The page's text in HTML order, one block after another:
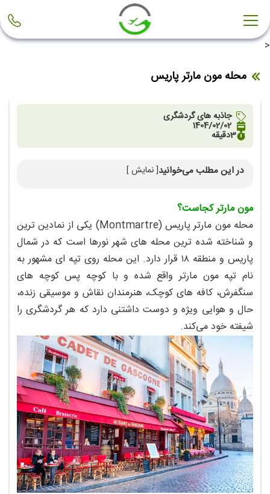
<
محله مون مارتر پاریس
جاذبه های گردشگری
1404/02/02
3دقیقه
در این مطلب می‌خوانید[ نمایش ]
جاذبه‌ های گردشگری مون‌ مارتر
مون‌ مارتر کجاست؟
محله مون‌ مارتر پاریس (Montmartre) یکی از نمادین‌ ترین
و شناخته‌ شده‌ ترین محله‌ های شهر نورها است که در شمال
پاریس و منطقه ۱۸ قرار دارد. این محله روی تپه‌ ای مشهور به
نام تپه مون‌ مارتر واقع شده و با کوچه‌ پس‌ کوچه‌ های
سنگفرش، کافه‌ های کوچک، هنرمندان نقاش و موسیقی زنده،
حال و هوایی ویژه و دوست‌ داشتنی دارد که هر گردشگری را
شیفته خود می‌کند.